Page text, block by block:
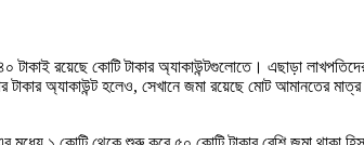
টাকাই রয়েছে কোটি টাকার অ্যাকাউন্টগুলোতে। এছাড়া
টাকার অ্যাকাউন্ট হলেও, সেখানে জমা রয়েছে মোট আমানতের